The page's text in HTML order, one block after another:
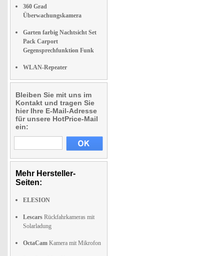
360 Grad
Überwachungskamera
Garten farbig Nachtsicht Set
Pack Carport
Gegensprechfunktion Funk
WLAN-Repeater
Bleiben Sie mit uns im
Kontakt und tragen Sie
hier Ihre E-Mail-Adresse
für unsere HotPrice-Mail
ein:
Mehr Hersteller-
Seiten:
ELESION
Lescars Rückfahrkameras mit
Solarladung
OctaCam Kamera mit Mikrofon